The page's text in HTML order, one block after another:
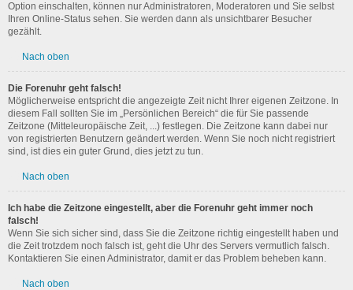
Option einschalten, können nur Administratoren, Moderatoren und Sie selbst
Ihren Online-Status sehen. Sie werden dann als unsichtbarer Besucher
gezählt.
Nach oben
Die Forenuhr geht falsch!
Möglicherweise entspricht die angezeigte Zeit nicht Ihrer eigenen Zeitzone. In
diesem Fall sollten Sie im „Persönlichen Bereich“ die für Sie passende
Zeitzone (Mitteleuropäische Zeit, ...) festlegen. Die Zeitzone kann dabei nur
von registrierten Benutzern geändert werden. Wenn Sie noch nicht registriert
sind, ist dies ein guter Grund, dies jetzt zu tun.
Nach oben
Ich habe die Zeitzone eingestellt, aber die Forenuhr geht immer noch
falsch!
Wenn Sie sich sicher sind, dass Sie die Zeitzone richtig eingestellt haben und
die Zeit trotzdem noch falsch ist, geht die Uhr des Servers vermutlich falsch.
Kontaktieren Sie einen Administrator, damit er das Problem beheben kann.
Nach oben